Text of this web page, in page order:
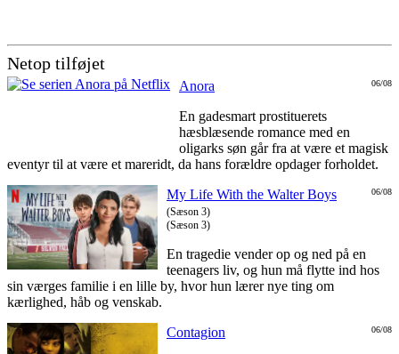
Netop tilføjet
06/08
Anora
En gadesmart prostituerets
hæsblæsende romance med en
oligarks søn går fra at være et magisk
eventyr til at være et mareridt, da hans forældre opdager forholdet.
06/08
My Life With the Walter Boys
(Sæson 3)
(Sæson 3)
En tragedie vender op og ned på en
teenagers liv, og hun må flytte ind hos
sin værges familie i en lille by, hvor hun lærer nye ting om
kærlighed, håb og venskab.
06/08
Contagion